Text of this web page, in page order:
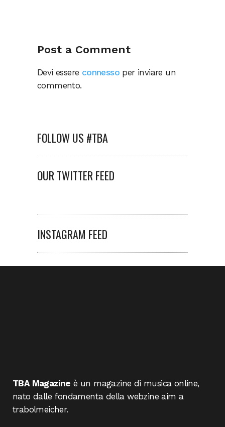
Post a Comment
Devi essere connesso per inviare un
commento.
FOLLOW US #TBA
OUR TWITTER FEED
INSTAGRAM FEED
TBA Magazine è un magazine di musica online,
nato dalle fondamenta della webzine aim a
trabolmeicher.